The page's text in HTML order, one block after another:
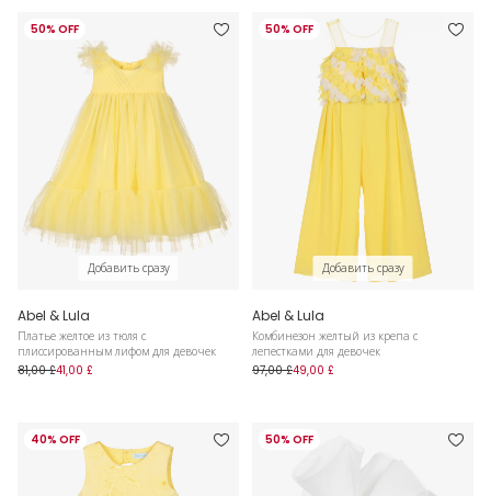
50% OFF
Добавить сразу
Abel & Lula
Платье желтое из тюля с
плиссированным лифом для девочек
81,00 £41,00 £
50% OFF
Добавить сразу
Abel & Lula
Комбинезон желтый из крепа с
лепестками для девочек
97,00 £49,00 £
40% OFF 50% OFF